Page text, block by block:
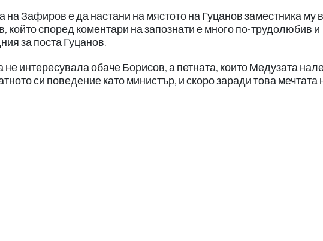
на Зафиров е да настани на мястото на Гуцанов заместника му в
който според коментари на запознати е много по-трудолюбив и
за поста Гуцанов.
интересувала обаче Борисов, а петната, които Медузата
си поведение като министър, и скоро заради това мечтата